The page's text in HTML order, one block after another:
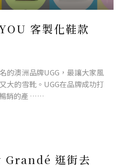
客製化鞋款
的澳洲品牌UGG，最讓大家風
大的雪靴。UGG在品牌成功打
銷的產 ……
逛街去